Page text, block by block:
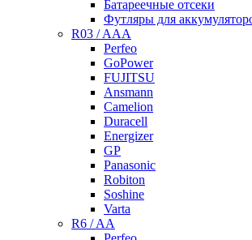
Батареечные отсеки
Футляры для
R03 / AAA
Perfeo
GoPower
FUJITSU
Ansmann
Camelion
Duracell
Energizer
GP
Panasonic
Robiton
Soshine
Varta
R6 / AA